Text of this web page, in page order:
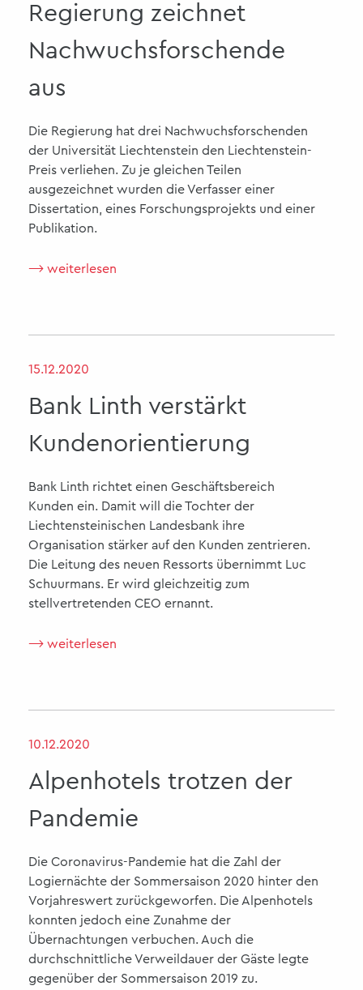
Regierung zeichnet
Nachwuchsforschende
aus
Die Regierung hat drei Nachwuchsforschenden
der Universität Liechtenstein den Liechtenstein-
Preis verliehen. Zu je gleichen Teilen
ausgezeichnet wurden die Verfasser einer
Dissertation, eines Forschungsprojekts und einer
Publikation.
⟶ weiterlesen
15.12.2020
Bank Linth verstärkt
Kundenorientierung
Bank Linth richtet einen Geschäftsbereich
Kunden ein. Damit will die Tochter der
Liechtensteinischen Landesbank ihre
Organisation stärker auf den Kunden zentrieren.
Die Leitung des neuen Ressorts übernimmt Luc
Schuurmans. Er wird gleichzeitig zum
stellvertretenden CEO ernannt.
⟶ weiterlesen
10.12.2020
Alpenhotels trotzen der
Pandemie
Die Coronavirus-Pandemie hat die Zahl der
Logiernächte der Sommersaison 2020 hinter den
Vorjahreswert zurückgeworfen. Die Alpenhotels
konnten jedoch eine Zunahme der
Übernachtungen verbuchen. Auch die
durchschnittliche Verweildauer der Gäste legte
gegenüber der Sommersaison 2019 zu.